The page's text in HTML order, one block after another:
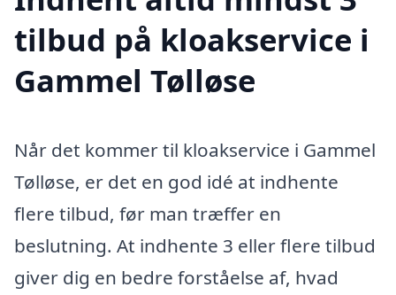
tilbud på kloakservice i
Gammel Tølløse
Når det kommer til kloakservice i Gammel
Tølløse, er det en god idé at indhente
flere tilbud, før man træffer en
beslutning. At indhente 3 eller flere tilbud
giver dig en bedre forståelse af, hvad